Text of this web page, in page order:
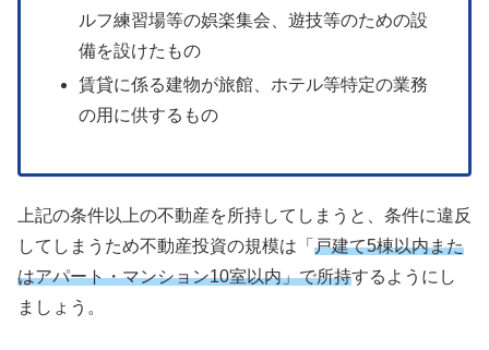
ルフ練習場等の娯楽集会、遊技等のための設
備を設けたもの
賃貸に係る建物が旅館、ホテル等特定の業務
の用に供するもの
上記の条件以上の不動産を所持してしまうと、条件に違反
してしまうため不動産投資の規模は「 戸建て5棟以内また
はアパート・マンション10室以内」で所持するようにし
ましょう。